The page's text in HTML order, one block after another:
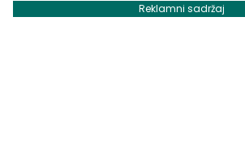
Reklamni sadržaj